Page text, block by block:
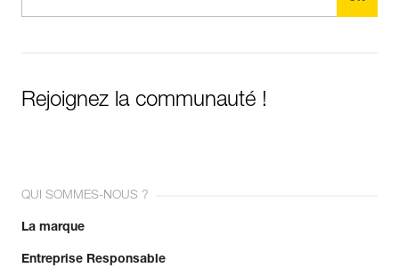
Rejoignez la communauté !
QUI SOMMES-NOUS ?
La marque
Entreprise Responsable